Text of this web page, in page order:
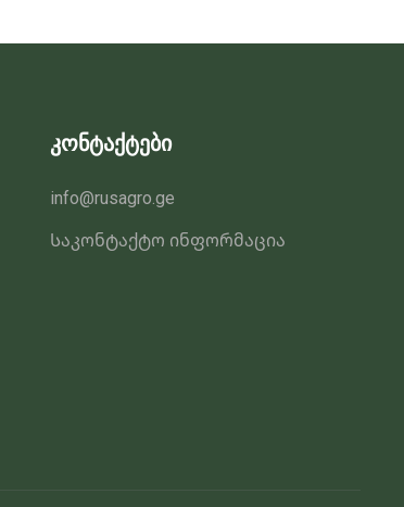
კონტაქტები
info@rusagro.ge
Საკონტაქტო ინფორმაცია